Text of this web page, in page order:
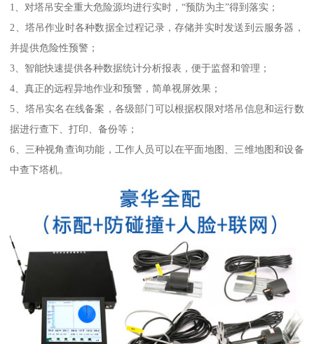
1、对塔吊安全重大危险源均进行实时，“预防为主”得到落实；
2、塔吊作业时各种数据全过程记录，存储并实时发送到云服务器，
并提供危险性预警；
3、智能快速提供各种数据统计分析报表，便于监督和管理；
4、真正的远程异地作业和预警，简单视屏效果；
5、塔吊实名在线备案，各级部门可以根据权限对塔吊信息和运行数
据进行查下、打印、备份等；
6、三种视角查询功能，工作人员可以在平面地图、三维地图和设备
中查下塔机。